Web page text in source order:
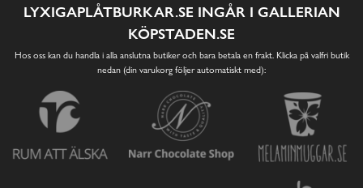
LYXIGAPLÅTBURKAR.SE INGÅR I GALLERIAN
KÖPSTADEN.SE
Hos oss kan du handla i alla anslutna butiker och bara betala en frakt. Klicka på valfri butik
nedan (din varukorg följer automatiskt med):